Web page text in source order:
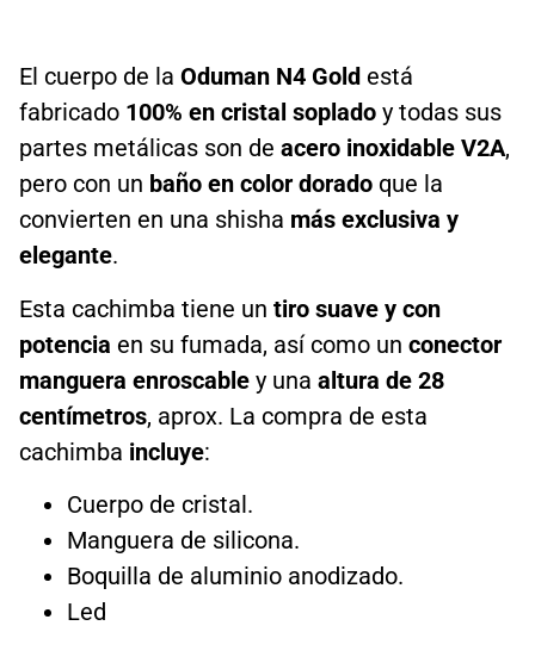
El cuerpo de la Oduman N4 Gold está
fabricado 100% en cristal soplado y todas sus
partes metálicas son de acero inoxidable V2A,
pero con un baño en color dorado que la
convierten en una shisha más exclusiva y
elegante.
Esta cachimba tiene un tiro suave y con
potencia en su fumada, así como un conector
manguera enroscable y una altura de 28
centímetros, aprox. La compra de esta
cachimba incluye:
Cuerpo de cristal.
Manguera de silicona.
Boquilla de aluminio anodizado.
Led